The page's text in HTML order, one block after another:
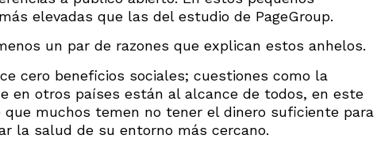
elevadas que las del estudio de PageGroup.
un par de razones que explican estos anhelos.
cero beneficios sociales; cuestiones como la
en otros países están al alcance de todos, en este
muchos temen no tener el dinero suficiente para
la salud de su entorno más cercano.